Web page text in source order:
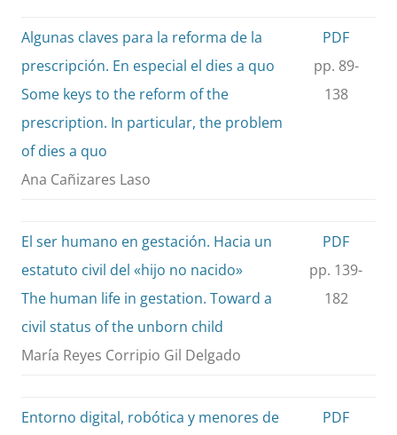
Algunas claves para la reforma de la
prescripción. En especial el dies a quo
Some keys to the reform of the
prescription. In particular, the problem
of dies a quo
Ana Cañizares Laso
PDF
pp. 89-
138
El ser humano en gestación. Hacia un
estatuto civil del «hijo no nacido»
The human life in gestation. Toward a
civil status of the unborn child
María Reyes Corripio Gil Delgado
PDF
pp. 139-
182
Entorno digital, robótica y menores de
PDF